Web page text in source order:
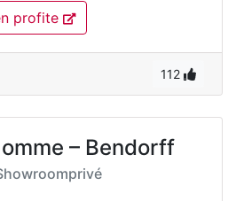
profite
112
– Bendorff